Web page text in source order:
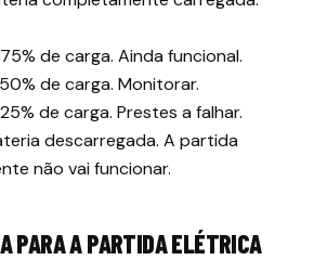
de carga. Ainda funcional.
de carga. Monitorar.
de carga. Prestes a falhar.
descarregada. A partida
não vai funcionar.
PARA A PARTIDA ELÉTRICA